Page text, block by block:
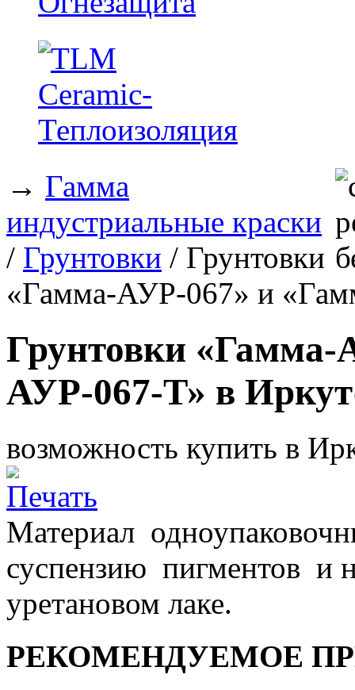
→ Гамма
индустриальные краски
/ Грунтовки / Грунтовки
«Гамма-АУР-067» и
Грунтовки
АУР-067-Т» в
возможность купить в
Материал
суспензию пигментов и
уретановом лаке.
РЕКОМЕНДУЕМОЕ